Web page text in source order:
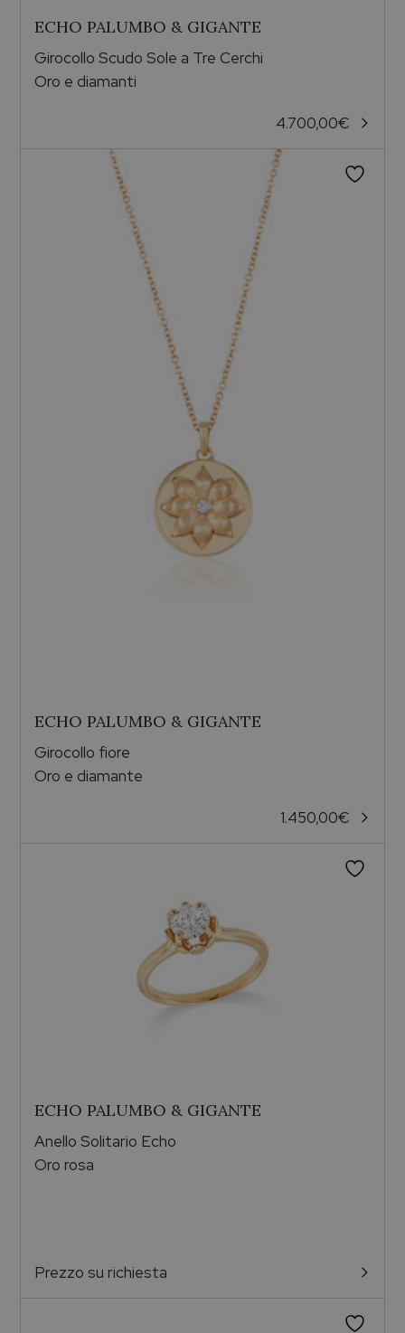
ECHO PALUMBO & GIGANTE
Girocollo Scudo Sole a Tre Cerchi
Oro e diamanti
4.700,00€
ECHO PALUMBO & GIGANTE
Girocollo fiore
Oro e diamante
1.450,00€
ECHO PALUMBO & GIGANTE
Anello Solitario Echo
Oro rosa
Prezzo su richiesta